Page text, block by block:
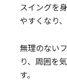
スイングを
やすくなり
無理のない
り、周囲を
す。